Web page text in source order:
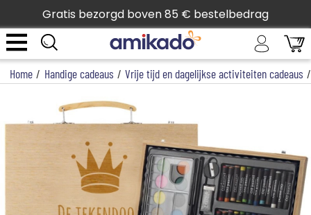
Gratis bezorgd boven 85 € bestelbedrag
Home / Handige cadeaus / Vrije tijd en dagelijkse activiteiten cadeaus /